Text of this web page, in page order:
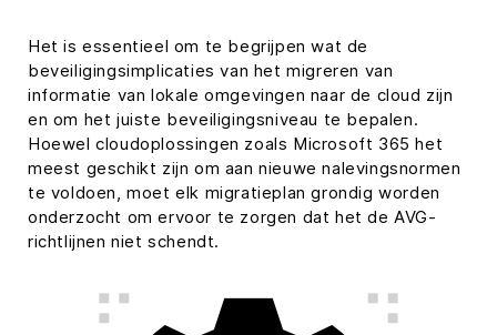
Het is essentieel om te begrijpen wat de
beveiligingsimplicaties van het migreren van
informatie van lokale omgevingen naar de cloud zijn
en om het juiste beveiligingsniveau te bepalen.
Hoewel cloudoplossingen zoals Microsoft 365 het
meest geschikt zijn om aan nieuwe nalevingsnormen
te voldoen, moet elk migratieplan grondig worden
onderzocht om ervoor te zorgen dat het de AVG-
richtlijnen niet schendt.